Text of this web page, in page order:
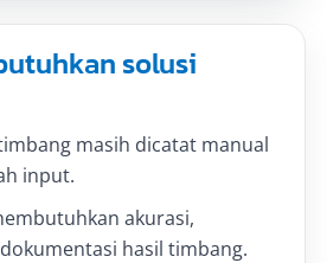
solusi
masih dicatat manual
input.
akurasi,
hasil timbang.